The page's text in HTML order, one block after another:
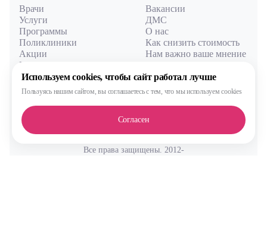
Врачи
Услуги
Программы
Поликлиники
Акции
Цены
Практика
Вакансии
ДМС
О нас
Как снизить стоимость
Нам важно ваше мнение
Все права защищены. 2012-
Используем cookies, чтобы сайт работал лучше
Пользуясь нашим сайтом,вы соглашаетесь с тем, что мы используем cookies
Согласен